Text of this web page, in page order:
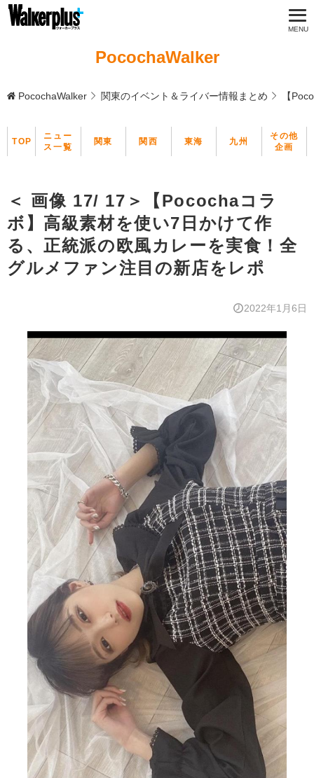
PocochaWalker
PocochaWalker 関東のイベント＆ライバー情報まとめ 【
TOP
ニュー
ス一覧
関東 関西 東海 九州
その他
企画
＜ 画像 17/ 17＞【Pocochaコラ
ボ】高級素材を使い7日かけて作
る、正統派の欧風カレーを実食！全
グルメファン注目の新店をレポ
2022年1月6日